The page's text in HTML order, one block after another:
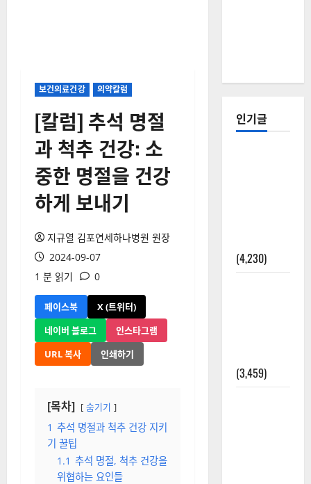
보건의료건강 의약칼럼
[칼럼] 추석 명절
과 척추 건강: 소
중한 명절을 건강
하게 보내기
지규열 김포연세하나병원 원장
2024-09-07
1 분 읽기
0
페이스북
X (트위터)
네이버 블로그
인스타그램
URL 복사
인쇄하기
[목차] 숨기기
1 추석 명절과 척추 건강 지키
기 꿀팁
1.1 추석 명절, 척추 건강을
위협하는 요인들
인기글
(4,230)
(3,459)